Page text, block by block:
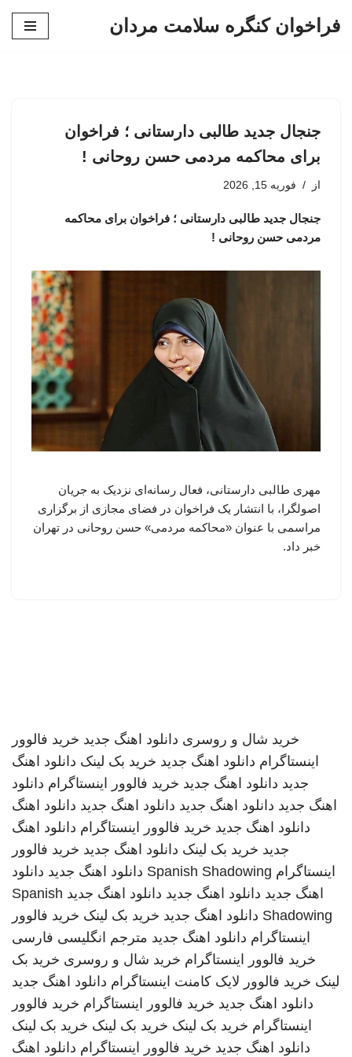
فراخوان کنگره سلامت مردان
جنجال جدید طالبی دارستانی ؛ فراخوان
برای محاکمه مردمی حسن روحانی !
از فوریه 15, 2026
جنجال جدید طالبی دارستانی ؛ فراخوان برای محاکمه
مردمی حسن روحانی !
مهری طالبی دارستانی، فعال رسانه‌ای نزدیک به جریان
اصولگرا، با انتشار یک فراخوان در فضای مجازی از برگزاری
مراسمی با عنوان «محاکمه مردمی» حسن روحانی در تهران
خبر داد.
خرید شال و روسری دانلود اهنگ جدید خرید فالوور
اینستاگرام دانلود اهنگ جدید خرید بک لینک دانلود اهنگ
جدید دانلود اهنگ جدید خرید فالوور اینستاگرام دانلود
اهنگ جدید دانلود اهنگ جدید دانلود اهنگ جدید دانلود اهنگ
دانلود اهنگ جدید خرید فالوور اینستاگرام دانلود اهنگ
جدید خرید بک لینک دانلود اهنگ جدید خرید فالوور
اینستاگرام Spanish Shadowing دانلود اهنگ جدید دانلود
اهنگ جدید دانلود اهنگ جدید دانلود اهنگ جدید Spanish
Shadowing دانلود اهنگ جدید خرید بک لینک خرید فالوور
اینستاگرام دانلود اهنگ جدید مترجم انگلیسی فارسی
خرید فالوور اینستاگرام خرید شال و روسری خرید بک
لینک خرید فالوور لایک کامنت اینستاگرام دانلود اهنگ جدید
دانلود اهنگ جدید خرید فالوور اینستاگرام خرید فالوور
اینستاگرام خرید بک لینک خرید بک لینک خرید بک لینک
دانلود اهنگ جدید خرید فالوور اینستاگرام دانلود اهنگ